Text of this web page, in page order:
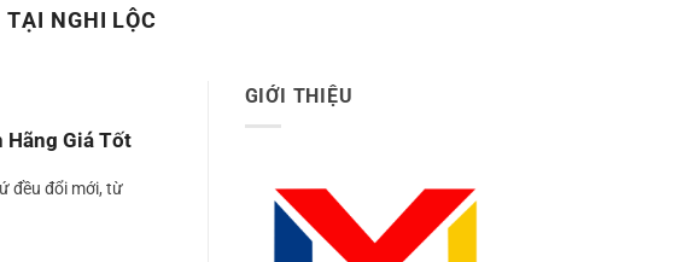
TẠI NGHI LỘC
Hãng Giá Tốt
đều đổi mới, từ
GIỚI THIỆU